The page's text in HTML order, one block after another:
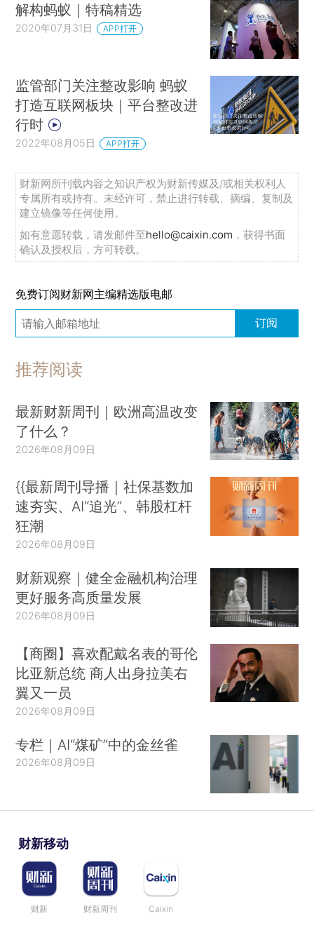
解构蚂蚁｜特稿精选
2020年07月31日 APP打开
监管部门关注整改影响 蚂蚁
打造互联网板块｜平台整改进
行时
2022年08月05日 APP打开
财新网所刊载内容之知识产权为财新传媒及/或相关权利人
专属所有或持有。未经许可，禁止进行转载、摘编、复制及
建立镜像等任何使用。
如有意愿转载，请发邮件至hello@caixin.com ，获得书面
确认及授权后，方可转载。
免费订阅财新网主编精选版电邮
订阅
推荐阅读
最新财新周刊｜欧洲高温改变
了什么？
2026年08月09日
{{最新周刊导播｜社保基数加
速夯实、AI“追光”、韩股杠杆
狂潮
2026年08月09日
财新观察｜健全金融机构治理
更好服务高质量发展
2026年08月09日
【商圈】喜欢配戴名表的哥伦
比亚新总统 商人出身拉美右
翼又一员
2026年08月09日
专栏｜AI“煤矿”中的金丝雀
2026年08月09日
财新移动
财新 财新周刊 Caixin